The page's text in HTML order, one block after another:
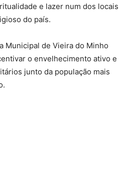
e lazer num dos locais
do país.
Municipal de Vieira do Minho
o envelhecimento ativo e
junto da população mais